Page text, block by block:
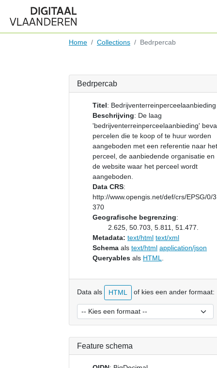
Home Collections Bedrpercab
Bedrpercab
Titel: Bedrijventerreinperceelaanbieding
Beschrijving: De laag
'bedrijventerreinperceelaanbieding'
percelen die te koop of te huur worden
aangeboden met een referentie naar het
perceel, de aanbiedende organisatie en
de website waar het perceel wordt
aangeboden.
Data CRS:
http://www.opengis.net/def/crs/EPSG/0/
370
Geografische begrenzing:
2.625, 50.703, 5.811, 51.477.
Metadata: text/html text/xml
Schema als text/html application/json
Queryables als HTML
Data als HTML of kies een ander formaat:
Feature schema